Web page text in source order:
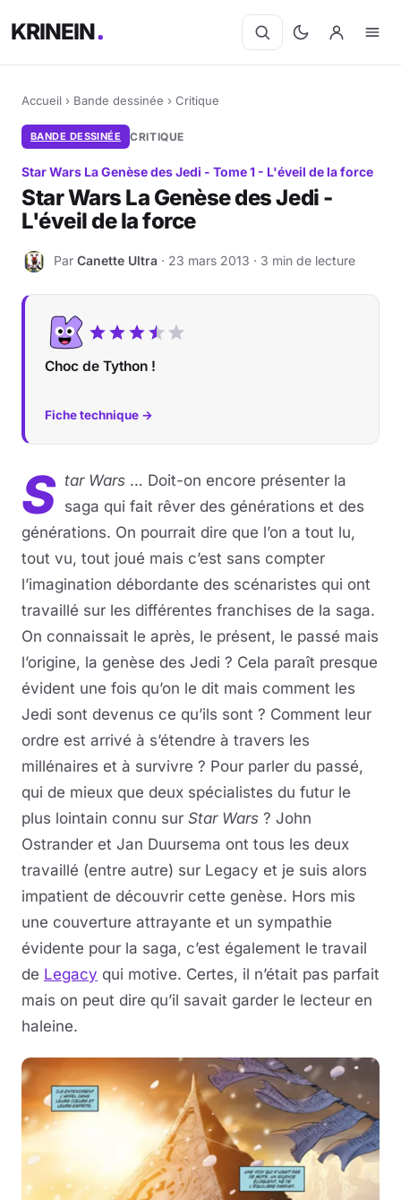
KRINEIN
Accueil › Bande dessinée › Critique
BANDE DESSINÉE CRITIQUE
Star Wars La Genèse des Jedi - Tome 1 - L'éveil de la force
Star Wars La Genèse des Jedi -
L'éveil de la force
C Par Canette Ultra · 23 mars 2013 · 3 min de lecture
Choc de Tython !
Fiche technique →
S tar Wars … Doit-on encore présenter la
saga qui fait rêver des générations et des
générations. On pourrait dire que l’on a tout lu,
tout vu, tout joué mais c’est sans compter
l’imagination débordante des scénaristes qui ont
travaillé sur les différentes franchises de la saga.
On connaissait le après, le présent, le passé mais
l’origine, la genèse des Jedi ? Cela paraît presque
évident une fois qu’on le dit mais comment les
Jedi sont devenus ce qu’ils sont ? Comment leur
ordre est arrivé à s’étendre à travers les
millénaires et à survivre ? Pour parler du passé,
qui de mieux que deux spécialistes du futur le
plus lointain connu sur Star Wars ? John
Ostrander et Jan Duursema ont tous les deux
travaillé (entre autre) sur Legacy et je suis alors
impatient de découvrir cette genèse. Hors mis
une couverture attrayante et un sympathie
évidente pour la saga, c’est également le travail
de Legacy qui motive. Certes, il n’était pas parfait
mais on peut dire qu’il savait garder le lecteur en
haleine.